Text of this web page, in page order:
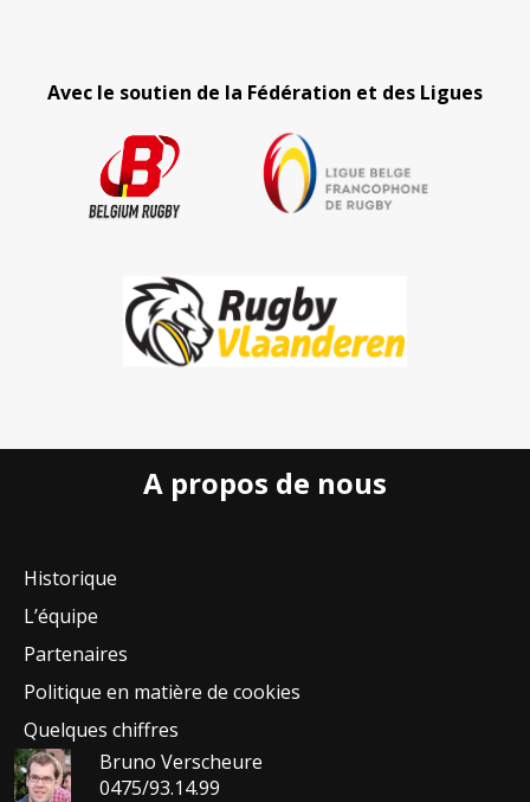
Avec le soutien de la Fédération et des Ligues
A propos de nous
Historique
L’équipe
Partenaires
Politique en matière de cookies
Quelques chiffres
Bruno Verscheure
0475/93.14.99